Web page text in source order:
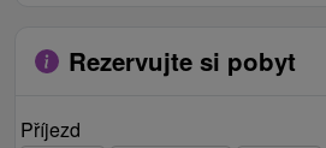
Rezervujte si pobyt
Příjezd